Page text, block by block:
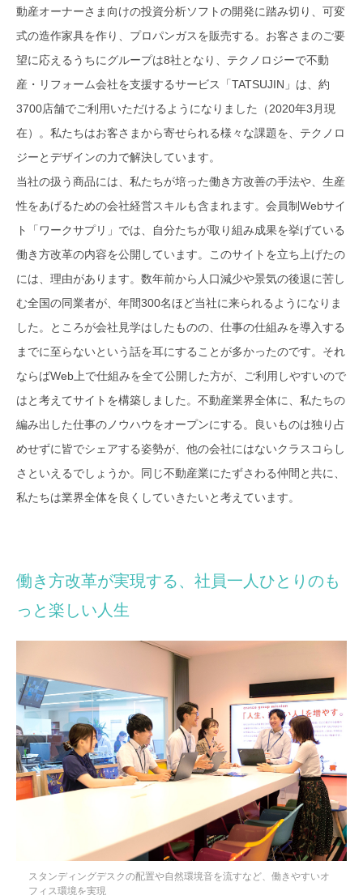
動産オーナーさま向けの投資分析ソフトの開発に踏み切り、可変
式の造作家具を作り、プロパンガスを販売する。お客さまのご要
望に応えるうちにグループは8社となり、テクノロジーで不動
産・リフォーム会社を支援するサービス「TATSUJIN」は、約
3700店舗でご利用いただけるようになりました（2020年3月現
在）。私たちはお客さまから寄せられる様々な課題を、テクノロ
ジーとデザインの力で解決しています。
当社の扱う商品には、私たちが培った働き方改善の手法や、生産
性をあげるための会社経営スキルも含まれます。会員制Webサイ
ト「ワークサプリ」では、自分たちが取り組み成果を挙げている
働き方改革の内容を公開しています。このサイトを立ち上げたの
には、理由があります。数年前から人口減少や景気の後退に苦し
む全国の同業者が、年間300名ほど当社に来られるようになりま
した。ところが会社見学はしたものの、仕事の仕組みを導入する
までに至らないという話を耳にすることが多かったのです。それ
ならばWeb上で仕組みを全て公開した方が、ご利用しやすいので
はと考えてサイトを構築しました。不動産業界全体に、私たちの
編み出した仕事のノウハウをオープンにする。良いものは独り占
めせずに皆でシェアする姿勢が、他の会社にはないクラスコらし
さといえるでしょうか。同じ不動産業にたずさわる仲間と共に、
私たちは業界全体を良くしていきたいと考えています。
働き方改革が実現する、社員一人ひとりのも
っと楽しい人生
スタンディングデスクの配置や自然環境音を流すなど、働きやすいオ
フィス環境を実現